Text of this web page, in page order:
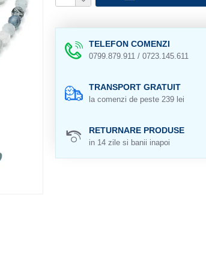
TELEFON COMENZI
0799.879.911 / 0723.145.611
TRANSPORT GRATUIT
la comenzi de peste 239 lei
RETURNARE PRODUSE
in 14 zile si banii inapoi